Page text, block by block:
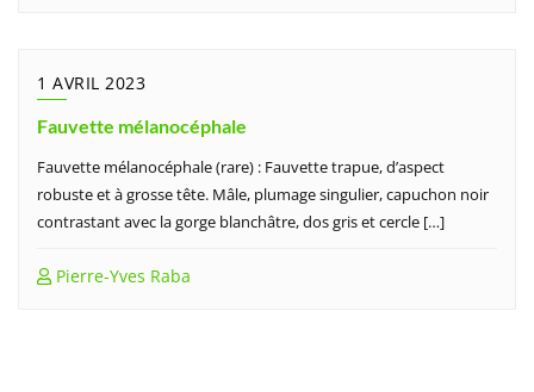
1 AVRIL 2023
Fauvette mélanocéphale
Fauvette mélanocéphale (rare) : Fauvette trapue, d’aspect
robuste et à grosse tête. Mâle, plumage singulier, capuchon noir
contrastant avec la gorge blanchâtre, dos gris et cercle […]
Pierre-Yves Raba